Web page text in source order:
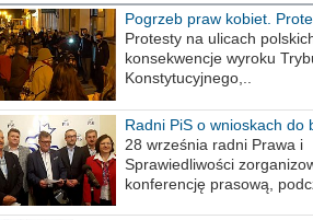
Pogrzeb praw kobiet.
biurem poselskim PiS
Protesty na ulicach
konsekwencje wyroku
Konstytucyjnego,..
Radni PiS o wnioskach do
miasta na 2021 rok
28 września radni Prawa i
Sprawiedliwości
konferencję prasową,